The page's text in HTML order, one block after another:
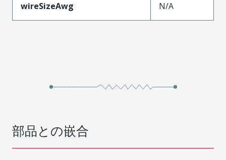
wireSizeAwg N/A
部品との嵌合